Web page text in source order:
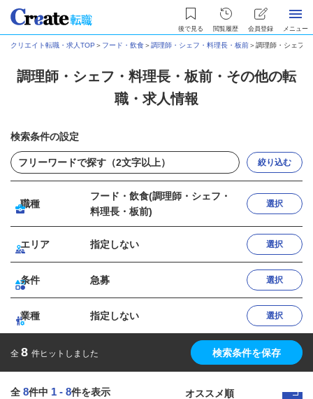
後で見る 閲覧履歴 会員登録 メニュー
クリエイト転職・求人TOP ＞ フード・飲食＞調理師・シェフ・料理長・板前＞調理師・シェフ
調理師・シェフ・料理長・板前・その他の転
職・求人情報
検索条件の設定
絞り込む
職種
フード・飲食(調理師・シェフ・
料理長・板前)
選択
エリア 指定しない 選択
条件 急募 選択
業種 指定しない 選択
全 8 件ヒットしました 検索条件を保存
全 8件中 1 - 8件を表示